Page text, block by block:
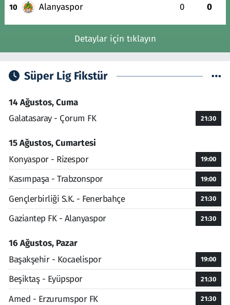
10 Alanyaspor 0 0
Detaylar için tıklayın
Süper Lig Fikstür
14 Ağustos, Cuma
Galatasaray - Çorum FK
21:30
15 Ağustos, Cumartesi
Konyaspor - Rizespor
19:00
Kasımpaşa - Trabzonspor 19:00
Gençlerbirliği S.K. - Fenerbahçe 21:30
Gaziantep FK - Alanyaspor 21:30
16 Ağustos, Pazar
Başakşehir - Kocaelispor
19:00
Beşiktaş - Eyüpspor 21:30
Amed - Erzurumspor FK 21:30